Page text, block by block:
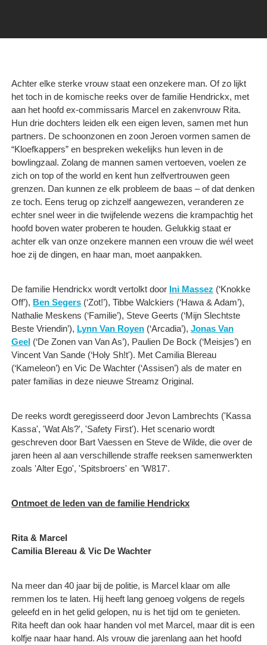
Achter elke sterke vrouw staat een onzekere man. Of zo lijkt
het toch in de komische reeks over de familie Hendrickx, met
aan het hoofd ex-commissaris Marcel en zakenvrouw Rita.
Hun drie dochters leiden elk een eigen leven, samen met hun
partners. De schoonzonen en zoon Jeroen vormen samen de
“Kloefkappers” en bespreken wekelijks hun leven in de
bowlingzaal. Zolang de mannen samen vertoeven, voelen ze
zich on top of the world en kent hun zelfvertrouwen geen
grenzen. Dan kunnen ze elk probleem de baas – of dat denken
ze toch. Eens terug op zichzelf aangewezen, veranderen ze
echter snel weer in die twijfelende wezens die krampachtig het
hoofd boven water proberen te houden. Gelukkig staat er
achter elk van onze onzekere mannen een vrouw die wél weet
hoe zij de dingen, en haar man, moet aanpakken.
De familie Hendrickx wordt vertolkt door Ini Massez (‘Knokke
Off’), Ben Segers (‘Zot!’), Tibbe Walckiers (‘Hawa & Adam’),
Nathalie Meskens (‘Familie’), Steve Geerts (‘Mijn Slechtste
Beste Vriendin’), Lynn Van Royen (‘Arcadia’), Jonas Van
Geel (‘De Zonen van Van As’), Paulien De Bock (‘Meisjes’) en
Vincent Van Sande (‘Holy Sh!t'). Met Camilia Blereau
(‘Kameleon’) en Vic De Wachter (‘Assisen’) als de mater en
pater familias in deze nieuwe Streamz Original.
De reeks wordt geregisseerd door Jevon Lambrechts ​('Kassa
Kassa', 'Wat Als?', 'Safety First'). Het scenario wordt
geschreven door Bart Vaessen en Steve de Wilde, die over de
jaren heen al aan verschillende straffe reeksen samenwerkten
zoals 'Alter Ego', 'Spitsbroers' en 'W817'.
Ontmoet de leden van de familie Hendrickx
Rita & Marcel
Camilia Blereau & Vic De Wachter
Na meer dan 40 jaar bij de politie, is Marcel klaar om alle
remmen los te laten. Hij heeft lang genoeg volgens de regels
geleefd en in het gelid gelopen, nu is het tijd om te genieten.
Rita heeft dan ook haar handen vol met Marcel, maar dit is een
kolfje naar haar hand. Als vrouw die jarenlang aan het hoofd